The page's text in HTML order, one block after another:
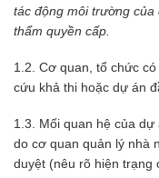
tác động môi trường
thẩm quyền cấp.
1.2. Cơ quan, tổ chức
cứu khả thi hoặc dự án
1.3. Mối quan hệ của
do cơ quan quản lý nhà
duyệt (nêu rõ hiện trạng